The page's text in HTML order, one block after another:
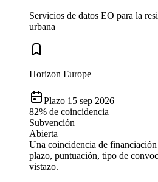
Servicios de datos EO para la
urbana
Horizon Europe
Plazo 15 sep 2026
82% de coincidencia
Subvención
Abierta
Una coincidencia de
plazo, puntuación, tipo de
vistazo.